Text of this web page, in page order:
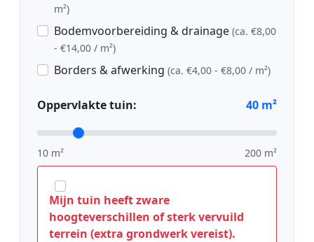
m²)
Bodemvoorbereiding & drainage (ca. €8,00
- €14,00 / m²)
Borders & afwerking (ca. €4,00 - €8,00 / m²)
Oppervlakte tuin: 40 m²
10 m² 200 m²
Mijn tuin heeft zware
hoogteverschillen of sterk vervuild
terrein (extra grondwerk vereist).